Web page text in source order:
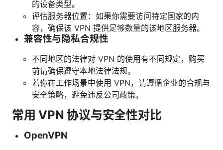
的设备类型。
评估服务器位置：如果你需要访问特定国家的内
容，确保该 VPN 提供足够数量的该地区服务器。
兼容性与隐私合规性
不同地区的法律对 VPN 的使用有不同规定，购买
前请确保遵守本地法律法规。
若你在工作场景中使用 VPN，请遵循企业的合规与
安全策略，避免违反公司政策。
常用 VPN 协议与安全性对比
OpenVPN